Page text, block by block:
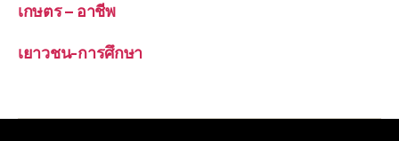
เกษตร – อาชีพ
เยาวชน-การศึกษา